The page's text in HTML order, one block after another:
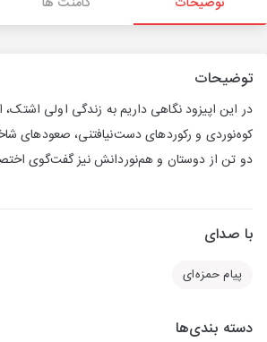
توضیحات
در این اپیزود نگاهی داریم به زندگی اولی
کوه‌نوردی و رکوردهای دست‌نیافتنی، صعودهای
دو تن از دوستان و هم‌نوردانش نیز گفت‌گوی
با صدای
پیام حمزه‌ای
دسته بندی‌ها